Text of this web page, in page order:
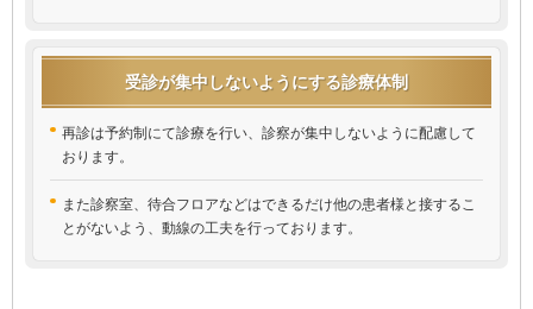
受診が集中しないようにする診療体制
再診は予約制にて診療を行い、診察が集中しないように配慮して
おります。
また診察室、待合フロアなどはできるだけ他の患者様と接するこ
とがないよう、動線の工夫を行っております。